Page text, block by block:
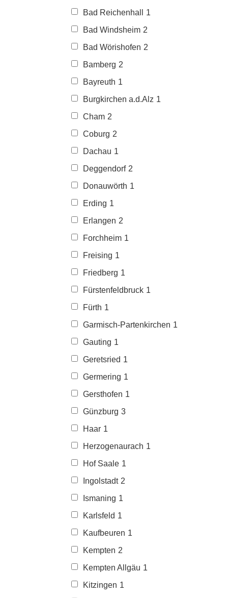
Bad Reichenhall
1
Bad Windsheim 2
Bad Wörishofen 2
Bamberg 2
Bayreuth 1
Burgkirchen a.d.Alz 1
Cham 2
Coburg 2
Dachau 1
Deggendorf 2
Donauwörth 1
Erding 1
Erlangen 2
Forchheim 1
Freising 1
Friedberg 1
Fürstenfeldbruck 1
Fürth 1
Garmisch-Partenkirchen 1
Gauting 1
Geretsried 1
Germering 1
Gersthofen 1
Günzburg 3
Haar 1
Herzogenaurach 1
Hof Saale 1
Ingolstadt 2
Ismaning 1
Karlsfeld 1
Kaufbeuren 1
Kempten 2
Kempten Allgäu 1
Kitzingen 1